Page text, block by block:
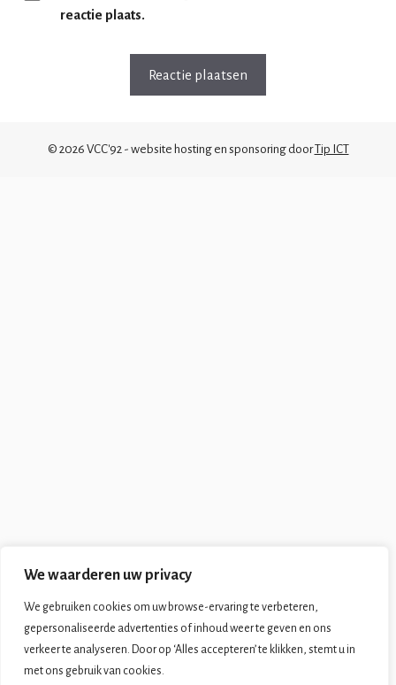
We waarderen uw privacy
We gebruiken cookies om uw browse-ervaring te verbeteren,
gepersonaliseerde advertenties of inhoud weer te geven en ons
verkeer te analyseren. Door op ‘Alles accepteren’ te klikken, stemt u in
met ons gebruik van cookies.
reactie plaats.
© 2026 VCC'92 - website hosting en sponsoring doorTip ICT